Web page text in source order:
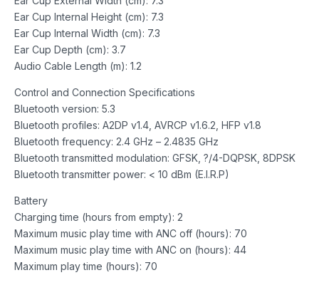
Ear Cup Internal Height (cm): 7.3
Ear Cup Internal Width (cm): 7.3
Ear Cup Depth (cm): 3.7
Audio Cable Length (m): 1.2
Control and Connection Specifications
Bluetooth version: 5.3
Bluetooth profiles: A2DP v1.4, AVRCP v1.6.2, HFP v1.8
Bluetooth frequency: 2.4 GHz – 2.4835 GHz
Bluetooth transmitted modulation: GFSK, ?/4-DQPSK, 8DPSK
Bluetooth transmitter power: < 10 dBm (E.I.R.P)
Battery
Charging time (hours from empty): 2
Maximum music play time with ANC off (hours): 70
Maximum music play time with ANC on (hours): 44
Maximum play time (hours): 70